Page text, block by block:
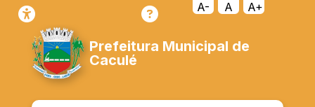
A- A A+
Prefeitura Municipal de
Caculé